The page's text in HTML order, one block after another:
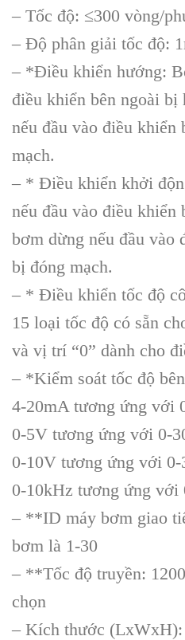
– Tốc độ: ≤300 vòng/
– Độ phân giải tốc độ:
– *Điều khiển hướng:
điều khiển bên ngoài bị
nếu đầu vào điều khiển
mạch.
– * Điều khiển khởi
nếu đầu vào điều khiển
bơm dừng nếu đầu vào
bị đóng mạch.
– * Điều khiển tốc độ
15 loại tốc độ có sẵn
và vị trí “0” dành cho
– *Kiểm soát tốc độ
4-20mA tương ứng với
0-5V tương ứng với 0-
0-10V tương ứng với 0-
0-10kHz tương ứng với
– **ID máy bơm giao
bơm là 1-30
– **Tốc độ truyền:
chọn
– Kích thước (LxWxH):